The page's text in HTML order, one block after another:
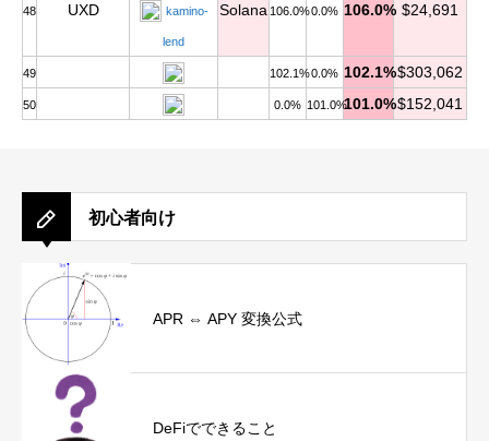
48 UXD kamino-
lend
Solana 106.0%0.0% 106.0% $24,691
49 102.1%0.0% 102.1%$303,062
50 0.0% 101.0%101.0%$152,041
初心者向け
APR ⇔ APY 変換公式
DeFiでできること